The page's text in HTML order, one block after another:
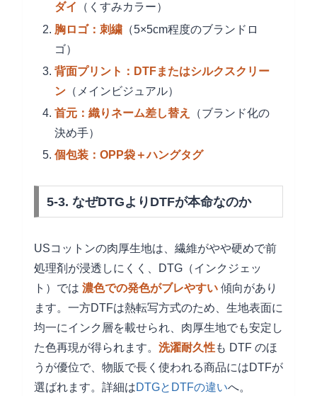
ダイ
（くすみカラー）
胸ロゴ：刺繍 （5×5cm程度のブランドロ
ゴ）
背面プリント：DTFまたはシルクスクリー
ン （メインビジュアル）
首元：織りネーム差し替え
（ブランド化の
決め手）
個包装：OPP袋＋ハングタグ
5-3. なぜDTGよりDTFが本命なのか
USコットンの肉厚生地は、繊維がやや硬めで前
処理剤が浸透しにくく、DTG（インクジェッ
ト）では 濃色での発色がブレやすい 傾向があり
ます。一方DTFは熱転写方式のため、生地表面に
均一にインク層を載せられ、肉厚生地でも安定し
た色再現が得られます。 洗濯耐久性も DTF のほ
うが優位で、物販で長く使われる商品にはDTFが
選ばれます。詳細はDTGとDTFの違いへ。